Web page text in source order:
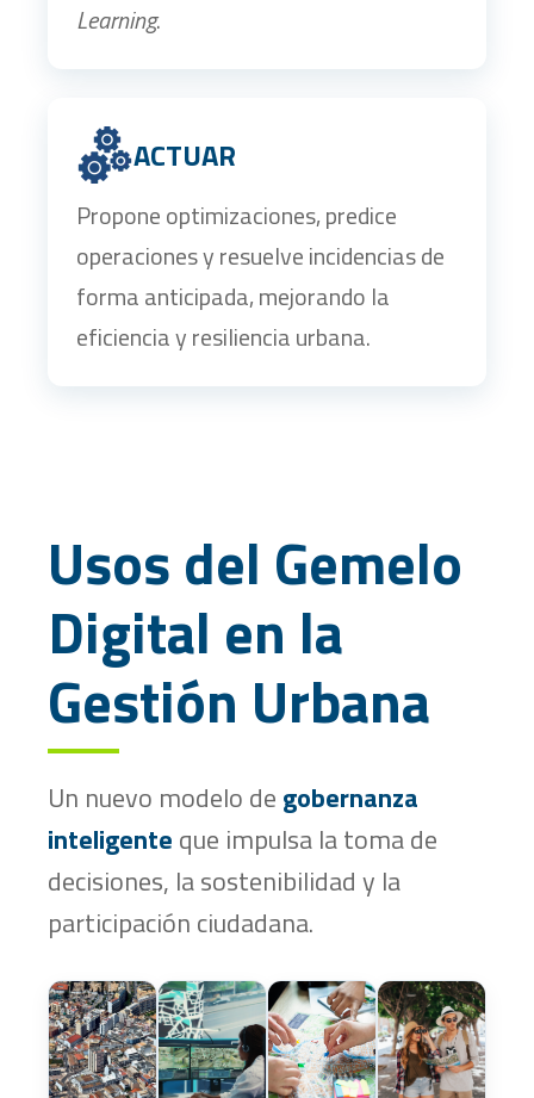
Learning.
ACTUAR
Propone optimizaciones, predice
operaciones y resuelve incidencias de
forma anticipada, mejorando la
eficiencia y resiliencia urbana.
Usos del Gemelo
Digital en la
Gestión Urbana
Un nuevo modelo de gobernanza
inteligente que impulsa la toma de
decisiones, la sostenibilidad y la
participación ciudadana.